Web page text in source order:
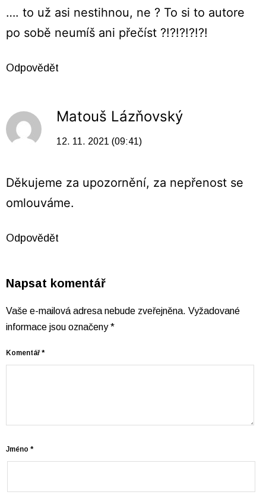
…. to už asi nestihnou, ne ? To si to autore
po sobě neumíš ani přečíst ?!?!?!?!?!
Odpovědět
Matouš Lázňovský
12. 11. 2021 (09:41)
Děkujeme za upozornění, za nepřenost se
omlouváme.
Odpovědět
Napsat komentář
Vaše e-mailová adresa nebude zveřejněna. Vyžadované
informace jsou označeny*
Komentář*
Jméno *